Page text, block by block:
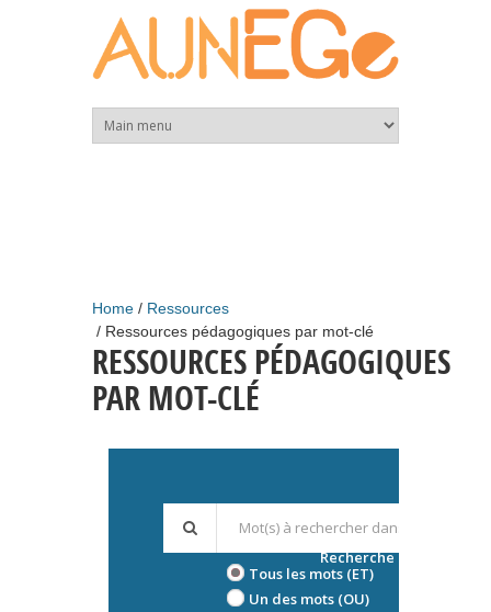
Home
Ressources
Ressources pédagogiques par mot-clé
RESSOURCES PÉDAGOGIQUES
PAR MOT-CLÉ
Tous les mots (ET)
Un des mots (OU)
Recherche avancée